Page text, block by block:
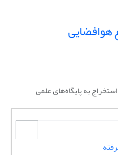
هوافضایی
استخراج به پایگاه‌های علمی